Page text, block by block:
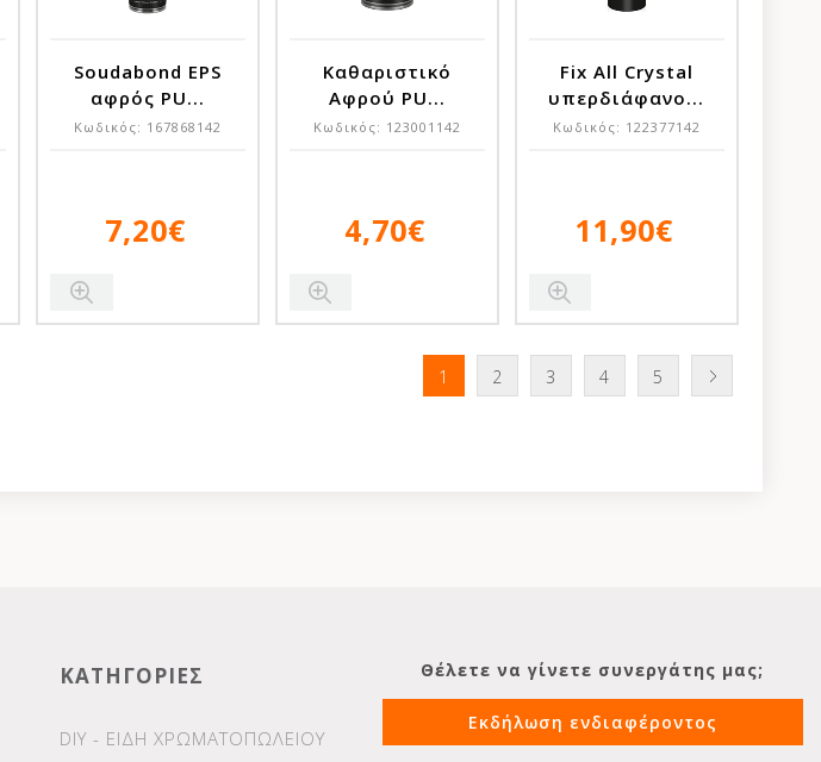
Soudabond EPS
αφρός PU...
Κωδικός: 167868142
7,20€
Καθαριστικό
Αφρού PU...
Κωδικός: 123001142
4,70€
Fix All Crystal
υπερδιάφανο...
Κωδικός: 122377142
11,90€
1 2 3 4 5
ΚΑΤΗΓΟΡΙΕΣ
DIY - ΕΙΔΗ ΧΡΩΜΑΤΟΠΩΛΕΙΟΥ
Θέλετε να γίνετε συνεργάτης μας;
Εκδήλωση ενδιαφέροντος